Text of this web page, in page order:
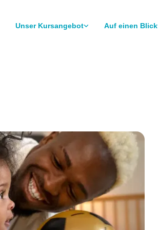
Unser Kursangebot Auf einen Blick